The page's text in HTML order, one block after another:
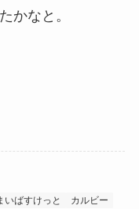
かなと。
いばすけっと
カルビー